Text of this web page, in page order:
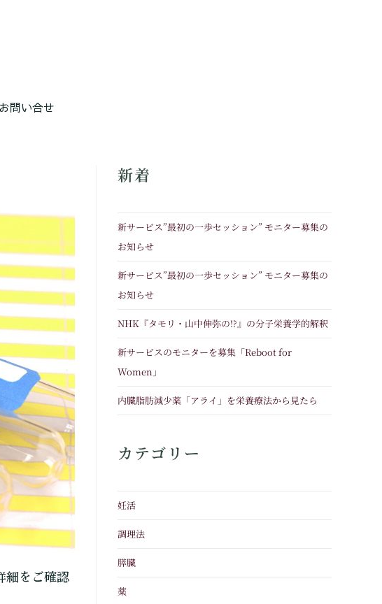
お問い合せ
細をご確認
新着
新サービス”最初の一歩セッション” モニター募集の
お知らせ
新サービス”最初の一歩セッション” モニター募集の
お知らせ
NHK『タモリ・山中伸弥の!?』の分子栄養学的解釈
新サービスのモニターを募集「Reboot for
Women」
内臓脂肪減少薬「アライ」を栄養療法から見たら
カテゴリー
妊活
調理法
膵臓
薬